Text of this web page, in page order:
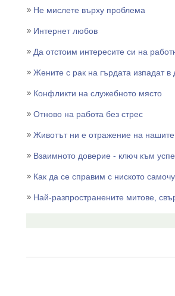
Не мислете върху проблема
Интернет любов
Да отстоим интересите си на
Жените с рак на гърдата изпадат в
Конфликти на служебното място
Отново на работа без стрес
Животът ни е отражение на
Взаимното доверие - ключ към
Как да се справим с ниското
Най-разпространените митове,